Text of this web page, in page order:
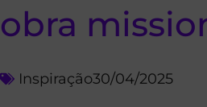
obra
Inspiração30/04/2025